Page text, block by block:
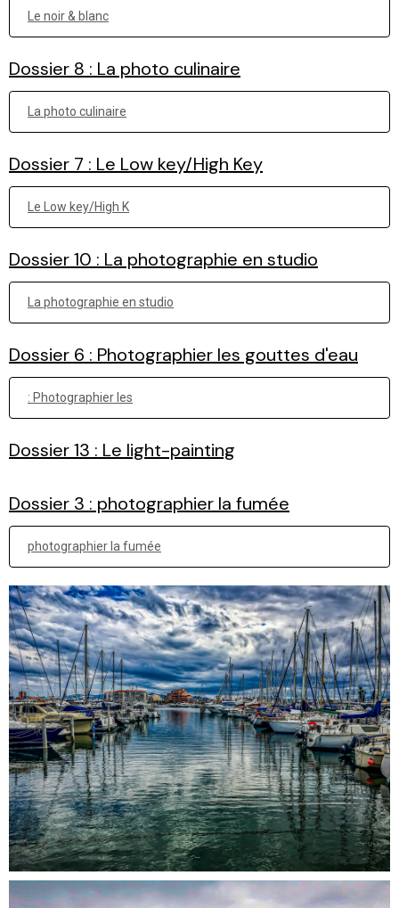
Le noir & blanc
Dossier 8 : La photo culinaire
La photo culinaire
Dossier 7 : Le Low key/High Key
Le Low key/High K
Dossier 10 : La photographie en studio
La photographie en studio
Dossier 6 : Photographier les gouttes d'eau
: Photographier les
Dossier 13 : Le light-painting
Dossier 3 : photographier la fumée
photographier la fumée